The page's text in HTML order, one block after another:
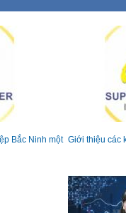
Bắc Ninh một Giới thiệu các